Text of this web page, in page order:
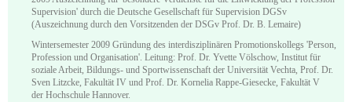
Supervision' durch die Deutsche Gesellschaft für Supervision DGSv
(Auszeichnung durch den Vorsitzenden der DSGv Prof. Dr. B. Lemaire)
Wintersemester 2009 Gründung des interdisziplinären Promotionskollegs 'Person,
Profession und Organisation'. Leitung: Prof. Dr. Yvette Völschow, Institut für
soziale Arbeit, Bildungs- und Sportwissenschaft der Universität Vechta, Prof. Dr.
Sven Litzcke, Fakultät IV und Prof. Dr. Kornelia Rappe-Giesecke, Fakultät V
der Hochschule Hannover.